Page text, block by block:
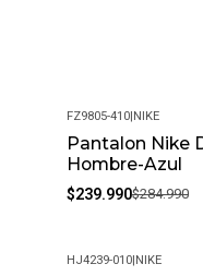
-16%
FZ9805-410|NIKE
Pantalon Nike
Hombre-Azul
$239.990$284.990
HJ4239-010|NIKE